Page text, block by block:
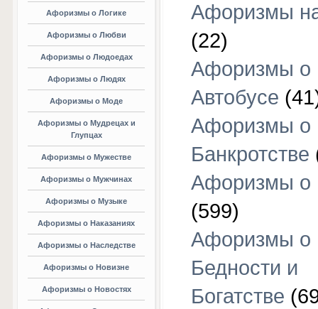
Афоризмы о Логике
Афоризмы о Любви
Афоризмы о Людоедах
Афоризмы о Людях
Афоризмы о Моде
Афоризмы о Мудрецах и
Глупцах
Афоризмы о Мужестве
Афоризмы о Мужчинах
Афоризмы о Музыке
Афоризмы о Наказаниях
Афоризмы о Наследстве
Афоризмы о Новизне
Афоризмы о Новостях
Афоризмы
(22)
Афоризмы о
Автобусе
Афоризмы о
Банкротстве
Афоризмы о
(599)
Афоризмы о
Бедности и
Богатстве